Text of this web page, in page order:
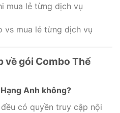
mua lẻ từng dịch vụ
vs mua lẻ từng dịch vụ
về gói Combo Thể
Anh không?
có quyền truy cập nội